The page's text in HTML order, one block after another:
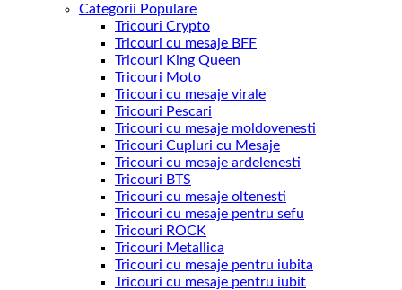
Categorii Populare
Tricouri Crypto
Tricouri cu mesaje BFF
Tricouri King Queen
Tricouri Moto
Tricouri cu mesaje virale
Tricouri Pescari
Tricouri cu mesaje moldovenesti
Tricouri Cupluri cu Mesaje
Tricouri cu mesaje ardelenesti
Tricouri BTS
Tricouri cu mesaje oltenesti
Tricouri cu mesaje pentru sefu
Tricouri ROCK
Tricouri Metallica
Tricouri cu mesaje pentru iubita
Tricouri cu mesaje pentru iubit